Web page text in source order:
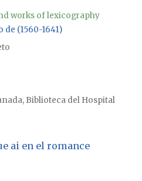
works of lexicography
(1560-1641)
Biblioteca del Hospital
ai en el romance